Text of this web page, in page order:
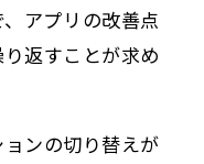
アプリの改善点
返すことが求め
ンの切り替えが